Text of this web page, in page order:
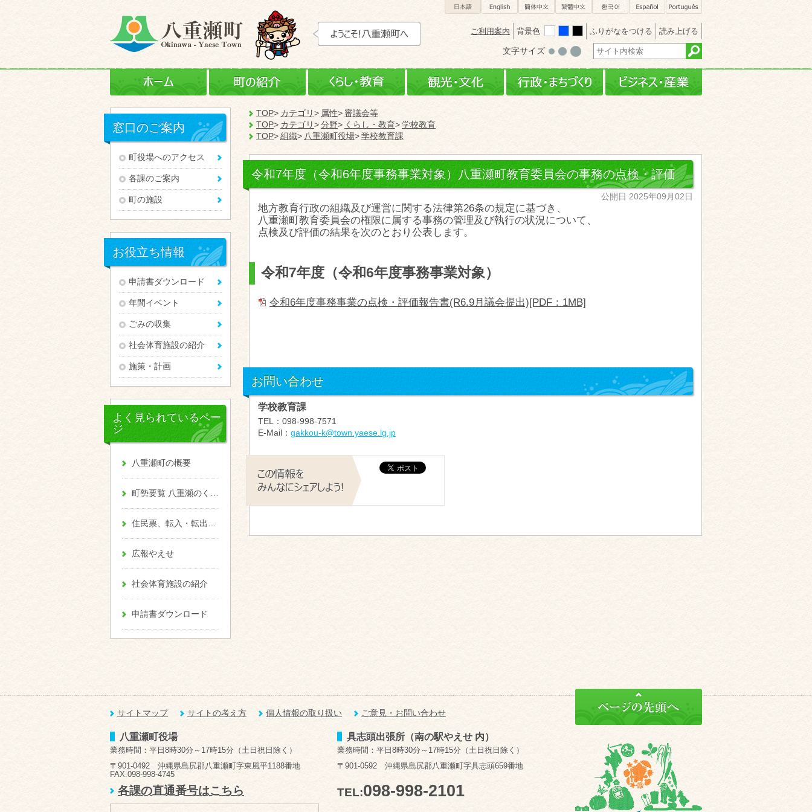
日本語 English 簡体中文 繁體中文 한국어 Español
ご利用案内 背景色 black
ふりがなをつける 読み上げる
文字サイズ
ホーム 町の紹介 くらし・教育 観光・文化 行政・まちづくり
TOP カテゴリ 属性
審議会等
TOP
カテゴリ 分野 くらし・教育
学校教育
TOP
組織 八重瀬町役場 学校教育課
令和7年度（令和6年度事務事業対象）八重瀬町教育委員会の事務の点検・評価
公開日 2025年09月02日
地方教育行政の組織及び運営に関する法律第26条の規定に基づき、
八重瀬町教育委員会の権限に属する事務の管理及び執行の状況について、
点検及び評価の結果を次のとおり公表します。
令和7年度（令和6年度事務事業対象）
令和6年度事務事業の点検・評価報告書(R6.9月議会提出)[PDF：1MB]
お問い合わせ
学校教育課
TEL ：098-998-7571
E-Mail ： gakkou-k@town.yaese.lg.jp
窓口のご案内
町役場へのアクセス
各課のご案内
町の施設
お役立ち情報
申請書ダウンロード
年間イベント
ごみの収集
社会体育施設の紹介
施策・計画
よく見られているペー
ジ
八重瀬町の概要
町勢要覧 八重瀬のくくる
住民票、転入・転出、戸籍
広報やえせ
社会体育施設の紹介
申請書ダウンロード
サイトマップ サイトの考え方 個人情報の取り扱い ご意見・お問い合わせ
八重瀬町役場
業務時間：平日8時30分～17時15分（土日祝日除く）
〒901-0492 沖縄県島尻郡八重瀬町字東風平1188番地
FAX:098-998-4745
各課の直通番号はこちら
具志頭出張所（南の駅やえせ 内）
業務時間：平日8時30分～17時15分（土日祝日除く）
〒901-0592 沖縄県島尻郡八重瀬町字具志頭659番地
TEL:098-998-2101